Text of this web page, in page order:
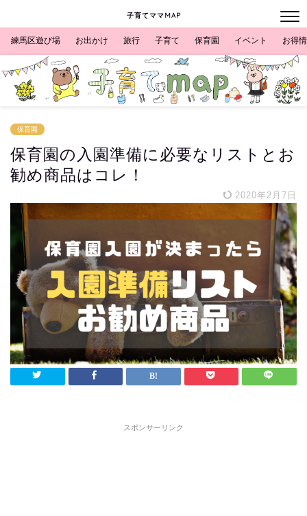
子育てママMAP
練馬区遊び場 お出かけ 旅行 子育て 保育園 イベント お得
保育園
保育園の入園準備に必要なリストとお
勧め商品はコレ！
2020年2月7日
スポンサーリンク